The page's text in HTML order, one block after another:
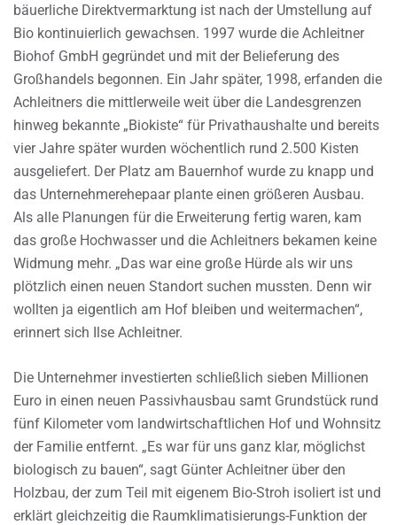
bäuerliche Direktvermarktung ist nach der Umstellung auf
Bio kontinuierlich gewachsen. 1997 wurde die Achleitner
Biohof GmbH gegründet und mit der Belieferung des
Großhandels begonnen. Ein Jahr später, 1998, erfanden die
Achleitners die mittlerweile weit über die Landesgrenzen
hinweg bekannte „Biokiste“ für Privathaushalte und bereits
vier Jahre später wurden wöchentlich rund 2.500 Kisten
ausgeliefert. Der Platz am Bauernhof wurde zu knapp und
das Unternehmerehepaar plante einen größeren Ausbau.
Als alle Planungen für die Erweiterung fertig waren, kam
das große Hochwasser und die Achleitners bekamen keine
Widmung mehr. „Das war eine große Hürde als wir uns
plötzlich einen neuen Standort suchen mussten. Denn wir
wollten ja eigentlich am Hof bleiben und weitermachen“,
erinnert sich Ilse Achleitner.
Die Unternehmer investierten schließlich sieben Millionen
Euro in einen neuen Passivhausbau samt Grundstück rund
fünf Kilometer vom landwirtschaftlichen Hof und Wohnsitz
der Familie entfernt. „Es war für uns ganz klar, möglichst
biologisch zu bauen“, sagt Günter Achleitner über den
Holzbau, der zum Teil mit eigenem Bio-Stroh isoliert ist und
erklärt gleichzeitig die Raumklimatisierungs-Funktion der